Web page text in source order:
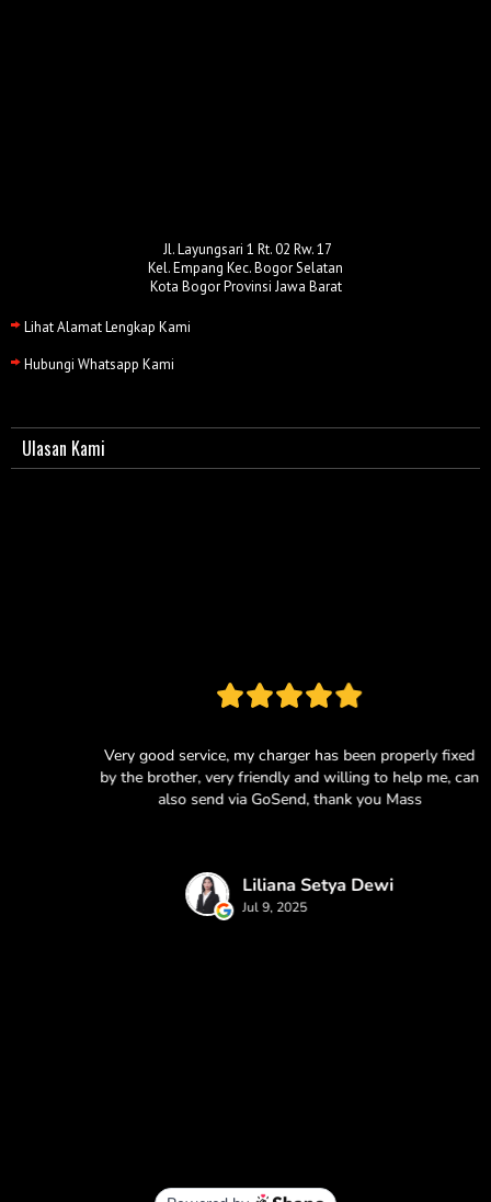
Jl. Layungsari 1 Rt. 02 Rw. 17
Kel. Empang Kec. Bogor Selatan
Kota Bogor Provinsi Jawa Barat
Lihat Alamat Lengkap Kami
Hubungi Whatsapp Kami
Ulasan Kami